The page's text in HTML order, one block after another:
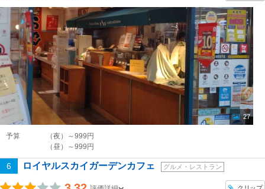
27
予算
（夜）～999円
（昼）～999円
6 ロイヤルスカイガーデンカフェ グルメ・レストラン